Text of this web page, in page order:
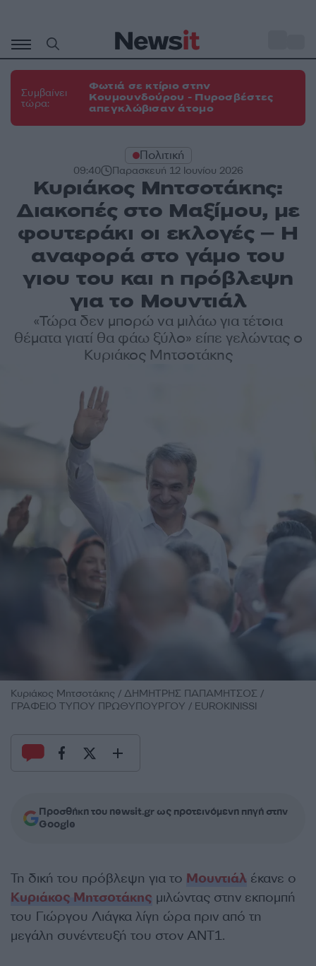
περιεχόμενο
Συμβαίνει
τώρα:
Φωτιά σε κτίριο στην
Κουμουνδούρου - Πυροσβέστες
απεγκλώβισαν άτομο
Πολιτική
09:40 Παρασκευή 12 Ιουνίου 2026
Κυριάκος Μητσοτάκης:
Διακοπές στο Μαξίμου, με
φουτεράκι οι εκλογές – Η
αναφορά στο γάμο του
γιου του και η πρόβλεψη
για το Μουντιάλ
«Τώρα δεν μπορώ να μιλάω για τέτοια
θέματα γιατί θα φάω ξύλο» είπε γελώντας ο
Κυριάκος Μητσοτάκης
Κυριάκος Μητσοτάκης / ΔΗΜΗΤΡΗΣ ΠΑΠΑΜΗΤΣΟΣ /
ΓΡΑΦΕΙΟ ΤΥΠΟΥ ΠΡΩΘΥΠΟΥΡΓΟΥ / EUROKINISSI
Προσθήκη του newsit.gr ως προτεινόμενη πηγή στην
Google
Τη δική του πρόβλεψη για το Μουντιάλ έκανε ο
Κυριάκος Μητσοτάκης μιλώντας στην εκπομπή
του Γιώργου Λιάγκα λίγη ώρα πριν από τη
μεγάλη συνέντευξή του στον ΑΝΤ1.